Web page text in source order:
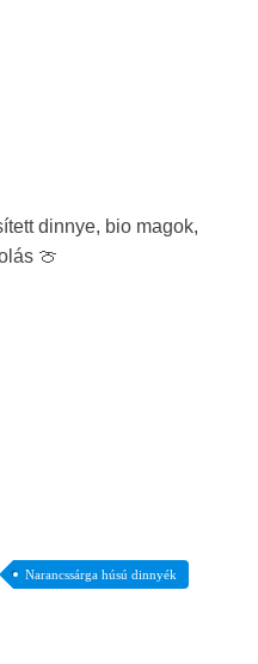
dinnye, bio magok,
🍈
Narancssárga húsú dinnyék